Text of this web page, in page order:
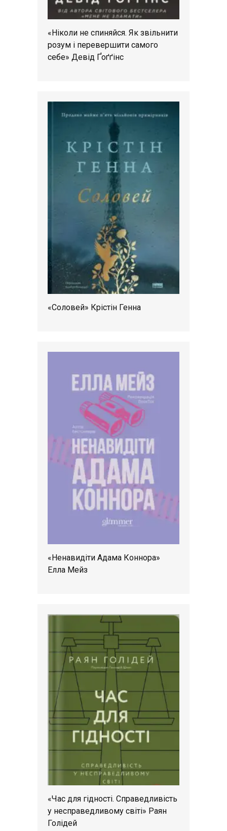
«Ніколи не спиняйся. Як звільнити
розум і перевершити самого
себе» Девід Ґоґґінс
«Соловей» Крістін Генна
«Ненавидіти Адама Коннора»
Елла Мейз
«Час для гідності. Справедливість
у несправедливому світі» Раян
Голідей